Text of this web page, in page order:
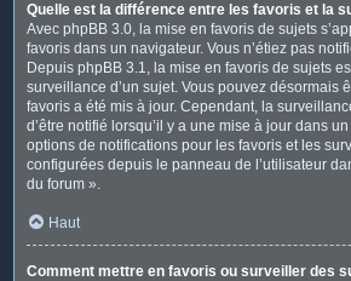
Quelle est la différence entre les favoris et la
Avec phpBB 3.0, la mise en favoris de sujets
favoris dans un navigateur. Vous n’étiez pas
Depuis phpBB 3.1, la mise en favoris de sujets
surveillance d’un sujet. Vous pouvez désormais
favoris a été mis à jour. Cependant, la
d’être notifié lorsqu’il y a une mise à jour dans
options de notifications pour les favoris et les
configurées depuis le panneau de l’utilisateur
du forum ».
Haut
Comment mettre en favoris ou surveiller des